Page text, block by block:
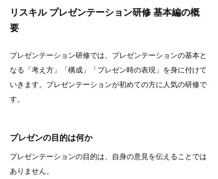
リスキル プレゼンテーション研修 基本編の概
要
プレゼンテーション研修では、プレゼンテーションの基本と
なる「考え方」「構成」「プレゼン時の表現」を身に付けて
いきます。プレゼンテーションが初めての方に人気の研修で
す。
プレゼンの目的は何か
プレゼンテーションの目的は、自身の意見を伝えることでは
ありません。